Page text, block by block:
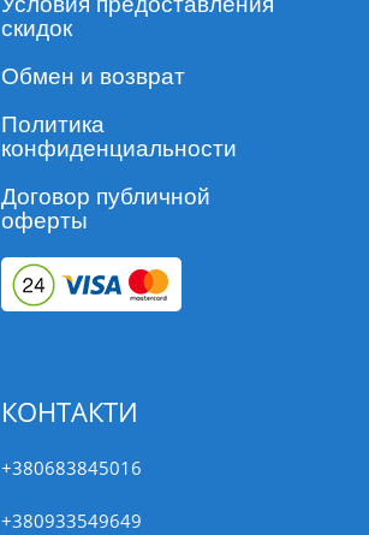
скидок
Обмен и возврат
Политика
конфиденциальности
Договор публичной
оферты
КОНТАКТИ
+380683845016
+380933549649